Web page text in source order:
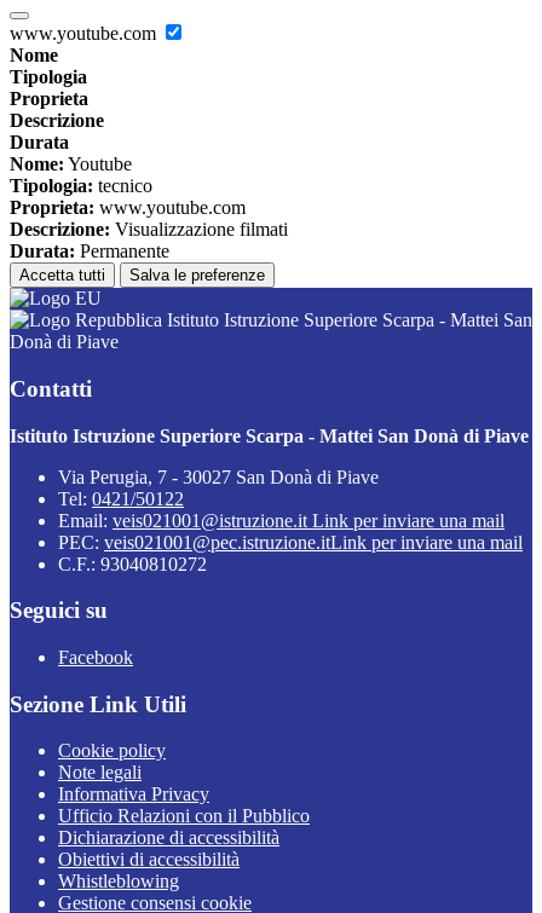
www.youtube.com
Nome
Tipologia
Proprieta
Descrizione
Durata
Nome: Youtube
Tipologia: tecnico
Proprieta: www.youtube.com
Descrizione: Visualizzazione filmati
Durata: Permanente
Accetta tutti Salva le preferenze
Istituto Istruzione Superiore Scarpa - Mattei San
Donà di Piave
Contatti
Istituto Istruzione Superiore Scarpa - Mattei San Donà di Piave
Via Perugia, 7 - 30027 San Donà di Piave
Tel: 0421/50122
Email: veis021001@istruzione.it Link per inviare una mail
PEC: veis021001@pec.istruzione.itLink per inviare una mail
C.F.: 93040810272
Seguici su
Facebook
Sezione Link Utili
Cookie policy
Note legali
Informativa Privacy
Ufficio Relazioni con il Pubblico
Dichiarazione di accessibilità
Obiettivi di accessibilità
Whistleblowing
Gestione consensi cookie